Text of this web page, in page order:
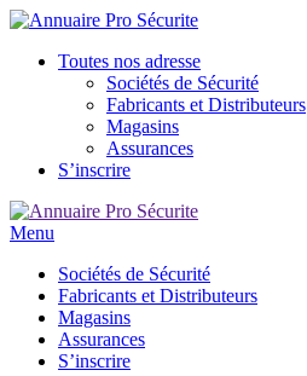
Toutes nos adresse
Sociétés de Sécurité
Fabricants et Distributeurs
Magasins
Assurances
S’inscrire
Menu
Sociétés de Sécurité
Fabricants et Distributeurs
Magasins
Assurances
S’inscrire